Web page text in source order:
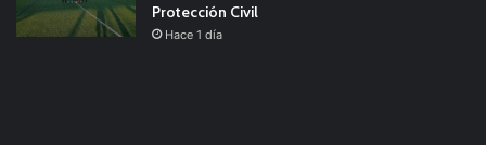
Protección Civil
Hace 1 día